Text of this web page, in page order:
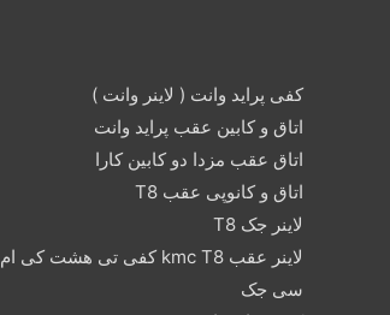
کفی پراید وانت ( لاینر وانت )
اتاق و کابین عقب پراید وانت
اتاق عقب مزدا دو کابین کارا
اتاق و کانوپی عقب T8
لاینر جک T8
لاینر عقب kmc T8 کفی تی هشت کی ام
سی جک